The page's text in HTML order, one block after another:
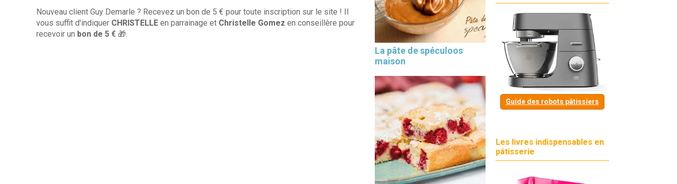
Nouveau client Guy Demarle ? Recevez un bon de 5 € pour toute inscription sur le site ! Il
vous suffit d'indiquer CHRISTELLE en parrainage et Christelle Gomez en conseillère pour
recevoir un bon de 5 € 🎁.
La pâte de spéculoos
maison
Guide des robots pâtissiers
Les livres indispensables en
pâtisserie
×
Les 30 outils indispensables